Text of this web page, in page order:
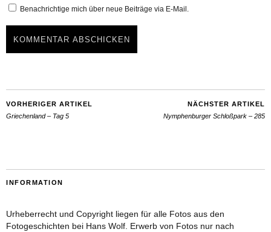
Benachrichtige mich über neue Beiträge via E-Mail.
VORHERIGER ARTIKEL
Griechenland – Tag 5
NÄCHSTER ARTIKEL
Nymphenburger Schloßpark – 285
INFORMATION
Urheberrecht und Copyright liegen für alle Fotos aus den
Fotogeschichten bei Hans Wolf. Erwerb von Fotos nur nach